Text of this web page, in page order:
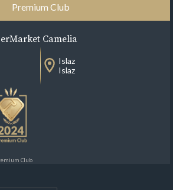
Premium Club
Camelia
Islaz
Islaz
Club